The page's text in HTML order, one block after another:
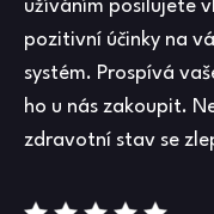
užíváním posilujete
pozitivní účinky na
systém. Prospívá
ho u nás zakoupit.
zdravotní stav se